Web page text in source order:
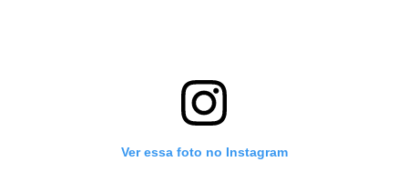
Ver essa foto no Instagram